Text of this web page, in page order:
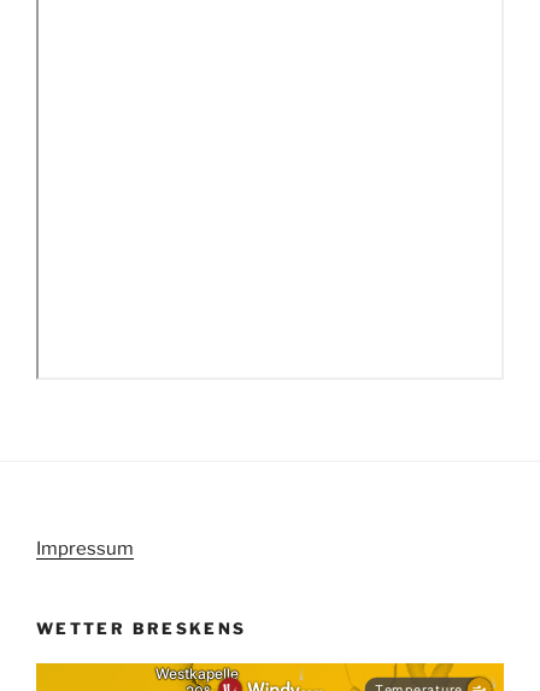
Impressum
WETTER BRESKENS